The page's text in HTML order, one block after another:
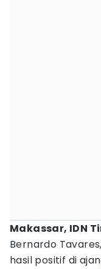
Makassar, IDN
Bernardo
hasil positif di